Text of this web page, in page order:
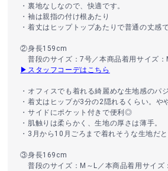
・裏地なしなので、快適です。
・袖は親指の付け根あたり
・着丈はヒップトップあたりで普通の丈感で
②身長159cm
普段のサイズ：7号／本商品着用サイズ：
▶スタッフコーデはこちら
・オフィスでも着れる綺麗めな生地感のパ
・着丈はヒップが3分の2隠れるくらい。や
・サイドにポケット付きで便利◎
・肌触りは柔らかく、生地の厚さは薄手。
・3月から10月ごろまで着れそうな生地だと
③身長169cm
普段のサイズ：M～L／本商品着用サイズ